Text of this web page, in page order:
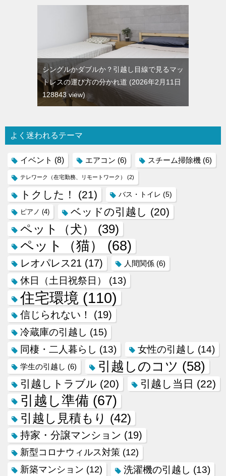
シングルかダブルか？引越し目線で見るマッ
トレスの運び方の分かれ道
2026年2月11日
128843 view
よく迷われるテーマ
イベント (8) エアコン (6) スチーム掃除機 (6)
テレワーク（在宅勤務、リモートワーク） (2)
トクした！ (21) バス・トイレ (5)
ピアノ (4) ベッドの引越し (20)
ペット（犬） (39)
ペット（猫） (68)
レオパレス21 (17) 人間関係 (6)
休日（土日祝祭日） (13)
住宅環境 (110)
信じられない！ (19)
冷蔵庫の引越し (15)
同棲・二人暮らし (13) 女性の引越し (14)
学生の引越し (6) 引越しのコツ (58)
引越しトラブル (20) 引越し当日 (22)
引越し準備 (67)
引越し見積もり (42)
持家・分譲マンション (19)
新型コロナウィルス対策 (12)
新築マンション (12) 洗濯機の引越し (13)